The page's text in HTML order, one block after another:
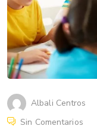
Albali Centros
Sin Comentarios